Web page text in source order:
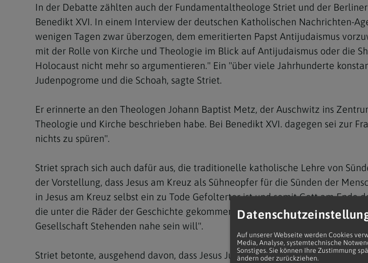
In der Debatte zählten auch der Fundamentaltheologe Striet und der
Benedikt XVI. In einem Interview der deutschen Katholischen Nachrichten-
wenigen Tagen zwar überzogen, dem emeritierten Papst Antijudaismus
mit der Rolle von Kirche und Theologie im Blick auf Antijudaismus oder die
Holocaust nicht mehr so argumentieren." Ein "über viele Jahrhunderte
Judenpogrome und die Schoah, sagte Striet.
Er erinnerte an den Theologen Johann Baptist Metz, der Auschwitz ins
Theologie und Kirche beschrieben habe. Bei Benedikt XVI. dagegen sei zur
nichts zu spüren".
Striet sprach sich auch dafür aus, die traditionelle katholische Lehre von
der Vorstellung, dass Jesus am Kreuz als Sühneopfer für die Sünden der
in Jesus am Kreuz selbst ein zu Tode Gefolterter ist und somit Gott am Ende
die unter die Räder der Geschichte gekommen sind". Jesus habe nicht
Gesellschaft Stehenden nahe sein will".
Striet betonte, ausgehend davon, dass Jesus Jude war, könne ein neues Bild
Auf unserer Webseite werden Cookies
Media, Analyse, systemtechnische
Sonstiges. Sie können Ihre Zustimmung
ändern oder zurückziehen.